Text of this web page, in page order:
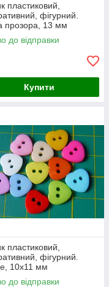
пластиковий,
фігурний.
прозора, 13 мм
до відправки
Купити
пластиковий,
фігурний.
10х11 мм
до відправки